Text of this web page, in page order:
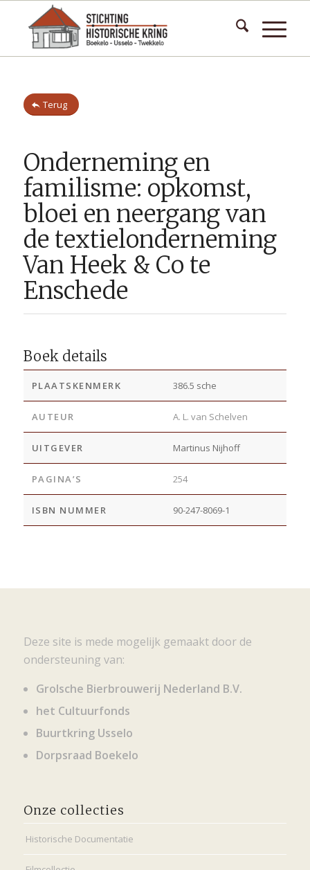
Terug
Onderneming en
familisme: opkomst,
bloei en neergang van
de textielonderneming
Van Heek & Co te
Enschede
Boek details
PLAATSKENMERK 386.5 sche
AUTEUR A. L. van Schelven
UITGEVER Martinus Nijhoff
PAGINA’S 254
ISBN NUMMER 90-247-8069-1
Deze site is mede mogelijk gemaakt door de
ondersteuning van:
Grolsche Bierbrouwerij Nederland B.V.
het Cultuurfonds
Buurtkring Usselo
Dorpsraad Boekelo
Onze collecties
Historische Documentatie